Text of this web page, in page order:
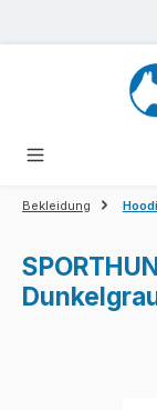
Zum Hauptinhalt
Bekleidung